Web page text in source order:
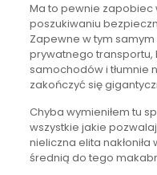
Ma to pewnie zapobiec
poszukiwaniu
Zapewne w tym
prywatnego transportu,
samochodów i tłumnie
zakończyć się
Chyba wymieniłem tu
wszystkie jakie
nieliczna elita nakłoniła
średnią do tego